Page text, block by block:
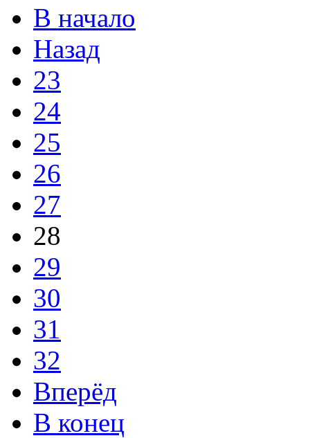
В начало
Назад
23
24
25
26
27
28
29
30
31
32
Вперёд
В конец